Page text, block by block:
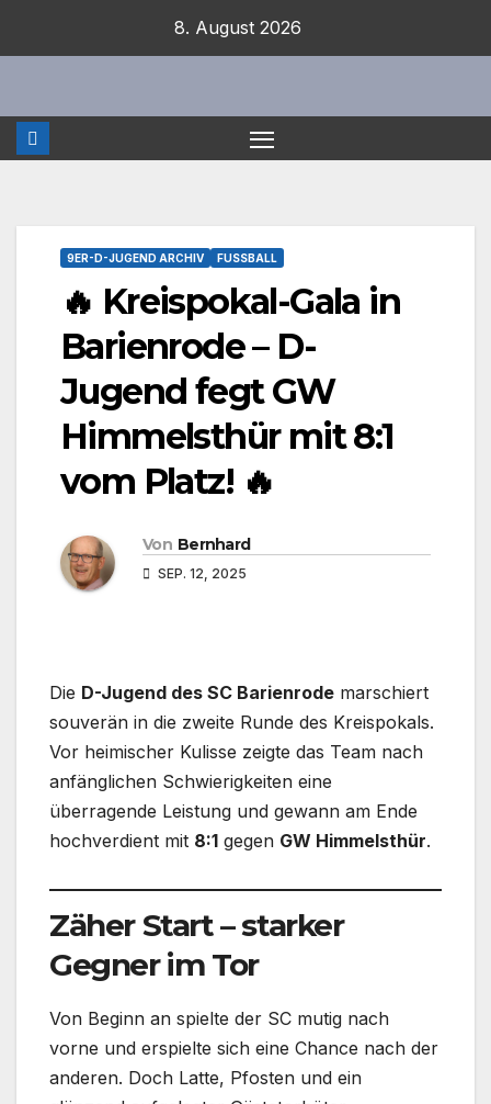
8. August 2026
9ER-D-JUGEND ARCHIV FUSSBALL
🔥 Kreispokal-Gala in
Barienrode – D-
Jugend fegt GW
Himmelsthür mit 8:1
vom Platz! 🔥
Von Bernhard
SEP. 12, 2025
Die D-Jugend des SC Barienrode marschiert
souverän in die zweite Runde des Kreispokals.
Vor heimischer Kulisse zeigte das Team nach
anfänglichen Schwierigkeiten eine
überragende Leistung und gewann am Ende
hochverdient mit 8:1 gegen GW Himmelsthür.
Zäher Start – starker
Gegner im Tor
Von Beginn an spielte der SC mutig nach
vorne und erspielte sich eine Chance nach der
anderen. Doch Latte, Pfosten und ein